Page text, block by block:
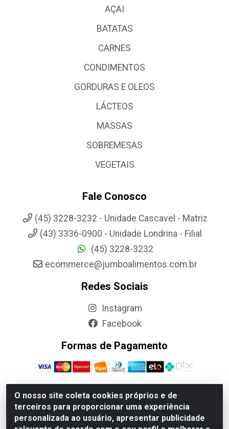
O nosso site coleta cookies próprios e de
terceiros para proporcionar uma experiência
personalizada ao usuário, apresentar publicidade
AÇAI
BATATAS
CARNES
CONDIMENTOS
GORDURAS E OLEOS
LÁCTEOS
MASSAS
SOBREMESAS
VEGETAIS
Fale Conosco
(45) 3228-3232 - Unidade Cascavel - Matriz
(43) 3336-0900 - Unidade Londrina - Filial
(45) 3228-3232
ecommerce@jumboalimentos.com.br
Redes Sociais
Instagram
Facebook
Formas de Pagamento
Jumbo Alimentos Cascavel - Matriz - Rua Itatiba Do Sul, 161 -
Santos Dumont, Cascavel-PR - CEP 85804-700- CNPJ